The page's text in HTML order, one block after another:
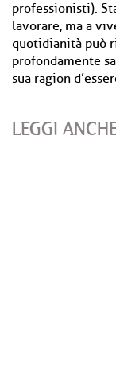
professionisti).
lavorare, ma a
quotidianità può
profondamente
sua ragion
LEGGI